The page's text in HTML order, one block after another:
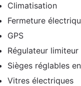
Climatisation
Fermeture
GPS
Régulateur
Sièges réglables
Vitres électriques